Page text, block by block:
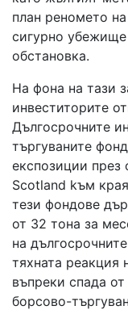
план реномето
сигурно
обстановка.
На фона на тази
инвеститорите
Дългосрочните
търгуваните
експозиции
Scotland kъм
тези фондове
от 32 тона за
на
тяхната реакция
въпреки спада
борсово-